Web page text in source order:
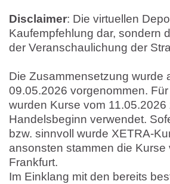
Disclaimer: Die virtuellen
Kaufempfehlung dar, sondern
der Veranschaulichung der
Die Zusammensetzung wurde
09.05.2026 vorgenommen.
wurden Kurse vom 11.05.2026
Handelsbeginn verwendet.
bzw. sinnvoll wurde XETRA-
ansonsten stammen die Kurse
Frankfurt.
Im Einklang mit den bereits